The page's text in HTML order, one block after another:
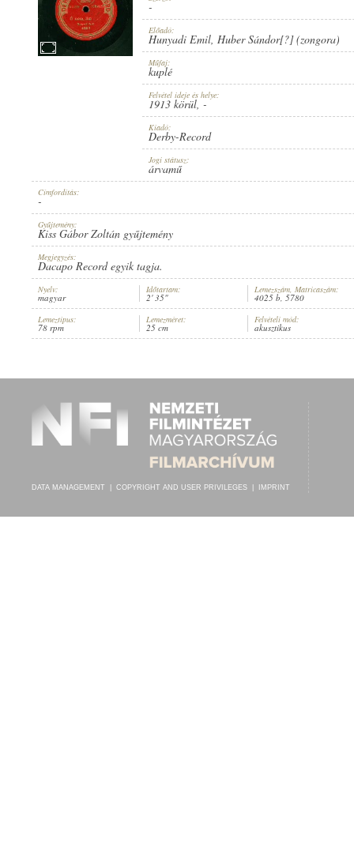
ARTIST: HUBER SÁNDOR[?] (ZONGORA)
PUBLISHER: DERBY-RECORD
RECORD NUMBER:
-
Előadó:
Hunyadi Emil, Huber Sándor[?] (zongora)
Műfaj:
kuplé
Felvétel ideje és helye:
1913 körül, -
Kiadó:
Derby-Record
Jogi státusz:
árvamű
Címfordítás:
-
Gyűjtemény:
Kiss Gábor Zoltán gyűjtemény
Megjegyzés:
Dacapo Record egyik tagja.
Nyelv:
magyar
Időtartam:
2' 35"
Lemezszám, Matricaszám:
4025 b, 5780
Lemeztípus:
78 rpm
Lemezméret:
25 cm
Felvételi mód:
akusztikus
DATA MANAGEMENT COPYRIGHT AND USER PRIVILEGES IMPRINT